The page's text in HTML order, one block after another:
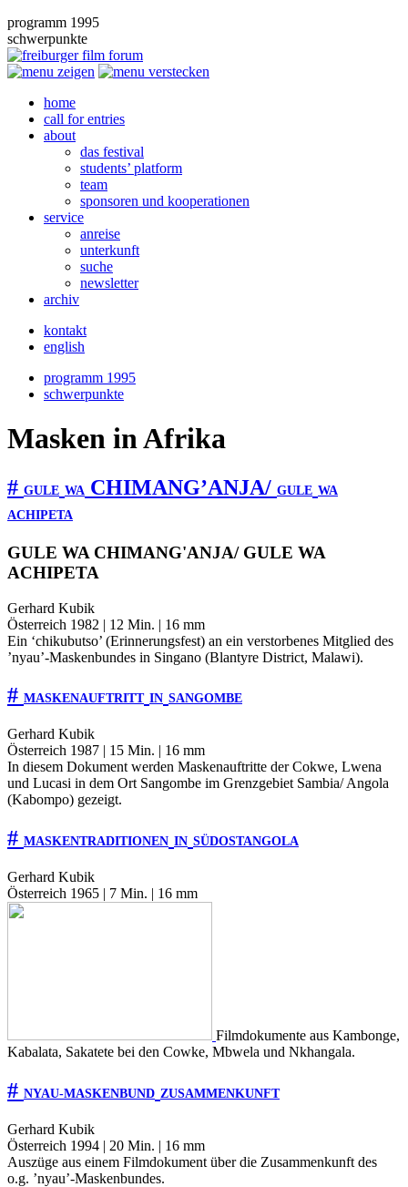
programm 1995
schwerpunkte
home
call for entries
about
das festival
students’ platform
team
sponsoren und kooperationen
service
anreise
unterkunft
suche
newsletter
archiv
kontakt
english
programm 1995
schwerpunkte
Masken in Afrika
# GULE WA CHIMANG’ANJA/ GULE WA
ACHIPETA
GULE WA CHIMANG'ANJA/ GULE WA
ACHIPETA
Gerhard Kubik
Österreich 1982 | 12 Min. | 16 mm
Ein ‘chikubutso’ (Erinnerungsfest) an ein verstorbenes Mitglied des
’nyau’-Maskenbundes in Singano (Blantyre District, Malawi).
# MASKENAUFTRITT IN SANGOMBE
Gerhard Kubik
Österreich 1987 | 15 Min. | 16 mm
In diesem Dokument werden Maskenauftritte der Cokwe, Lwena
und Lucasi in dem Ort Sangombe im Grenzgebiet Sambia/ Angola
(Kabompo) gezeigt.
# MASKENTRADITIONEN IN SÜDOSTANGOLA
Gerhard Kubik
Österreich 1965 | 7 Min. | 16 mm
Filmdokumente aus Kambonge,
Kabalata, Sakatete bei den Cowke, Mbwela und Nkhangala.
# NYAU-MASKENBUND ZUSAMMENKUNFT
Gerhard Kubik
Österreich 1994 | 20 Min. | 16 mm
Auszüge aus einem Filmdokument über die Zusammenkunft des
o.g. ’nyau’-Maskenbundes.